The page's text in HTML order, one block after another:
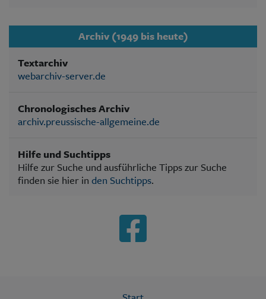
Archiv (1949 bis heute)
Textarchiv
webarchiv-server.de
Chronologisches Archiv
archiv.preussische-allgemeine.de
Hilfe und Suchtipps
Hilfe zur Suche und ausführliche Tipps zur Suche
finden sie hier in den Suchtipps.